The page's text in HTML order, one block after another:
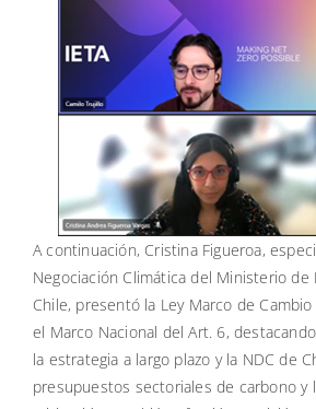
A continuación, Cristina Figueroa,
Negociación Climática del Ministerio
Chile, presentó la Ley Marco de
el Marco Nacional del Art. 6,
la estrategia a largo plazo y la NDC de
presupuestos sectoriales de carbono y